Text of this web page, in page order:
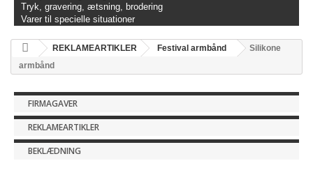
Tryk, gravering, ætsning, brodering
Varer til specielle situationer
REKLAMEARTIKLER Festival armbånd
Silikone
armbånd
FIRMAGAVER
REKLAMEARTIKLER
BEKLÆDNING